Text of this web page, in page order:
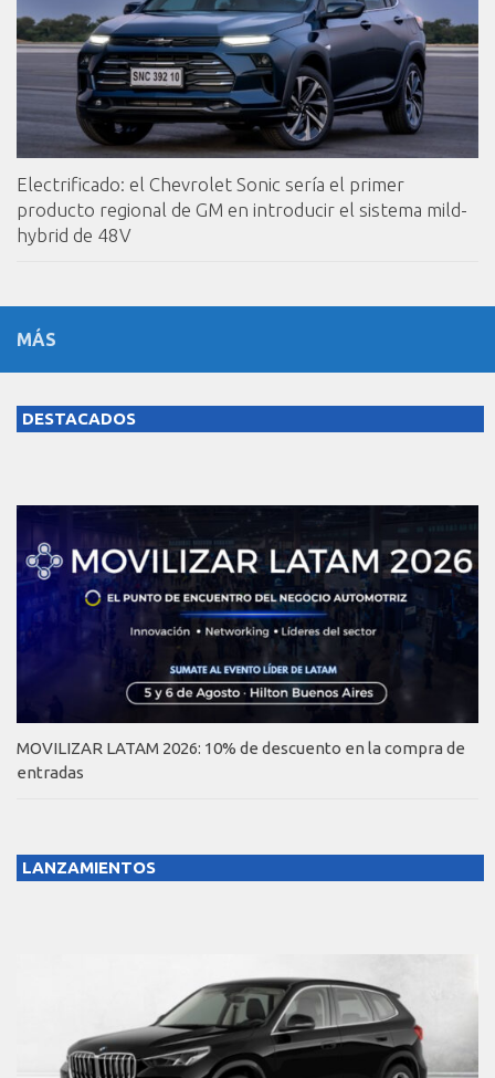
Electrificado: el Chevrolet Sonic sería el primer
producto regional de GM en introducir el sistema mild-
hybrid de 48V
MÁS
DESTACADOS
MOVILIZAR LATAM 2026: 10% de descuento en la compra de
entradas
LANZAMIENTOS